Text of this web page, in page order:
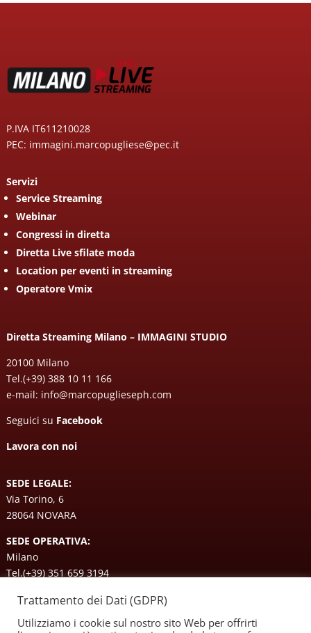
P.IVA IT611210028
PEC: immagini.marcopugliese@pec.it
Servizi
Service Streaming
Webinar
Congressi in diretta
Diretta Live sfilate moda
Location per eventi in streaming
Operatore Vmix
Diretta Streaming Milano – IMMAGINI STUDIO
20100 Milano
Tel.(+39) 388 10 11 166
e-mail: info@marcopuglieseph.com
Seguici su Facebook
Lavora con noi
SEDE LEGALE:
Via Torino, 6
28064 NOVARA
SEDE OPERATIVA:
Milano
Tel.(+39) 351 659 3194
© 2022 Diretta Streaming Milano |Immagini Studio|
Trattamento dei Dati (GDPR)
Utilizziamo i cookie sul nostro sito Web per offrirti